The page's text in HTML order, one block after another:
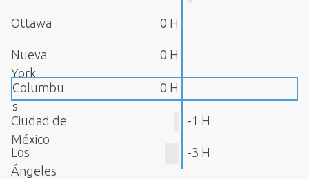
Ottawa 0 H
Nueva
York
0 H
Columbu
s
0 H
Ciudad de
México
-1 H
Los
Ángeles
-3 H